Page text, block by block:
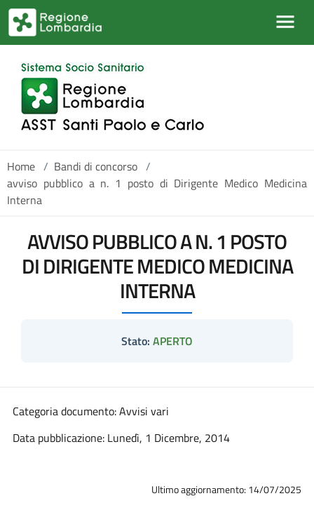
Salta al contenuto principale
Home / Bandi di concorso /
avviso pubblico a n. 1 posto di Dirigente Medico Medicina
Interna
AVVISO PUBBLICO A N. 1 POSTO
DI DIRIGENTE MEDICO MEDICINA
INTERNA
Stato: APERTO
Categoria documento: Avvisi vari
Data pubblicazione: Lunedì, 1 Dicembre, 2014
Ultimo aggiornamento: 14/07/2025